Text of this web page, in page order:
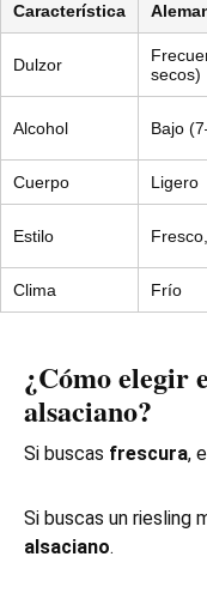
Característica
Dulzor
secos)
Alcohol Bajo
Cuerpo Ligero
Estilo
Clima Frío
¿Cómo elegir
alsaciano?
Si buscas frescura,
Si buscas un riesling
alsaciano.